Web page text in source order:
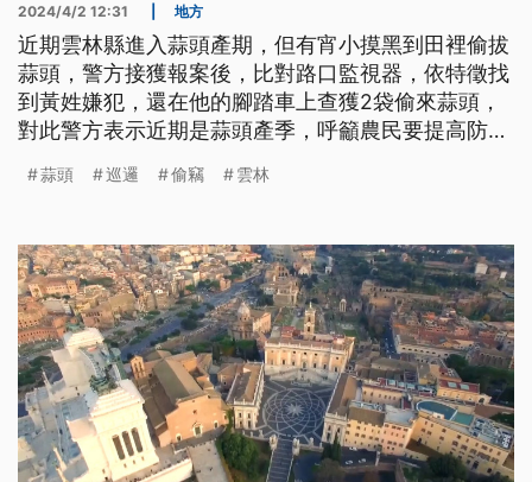
2024/4/2 12:31 地方
近期雲林縣進入蒜頭產期，但有宵小摸黑到田裡偷拔
蒜頭，警方接獲報案後，比對路口監視器，依特徵找
到黃姓嫌犯，還在他的腳踏車上查獲2袋偷來蒜頭，
對此警方表示近期是蒜頭產季，呼籲農民要提高防範
蒜頭 巡邏 偷竊 雲林